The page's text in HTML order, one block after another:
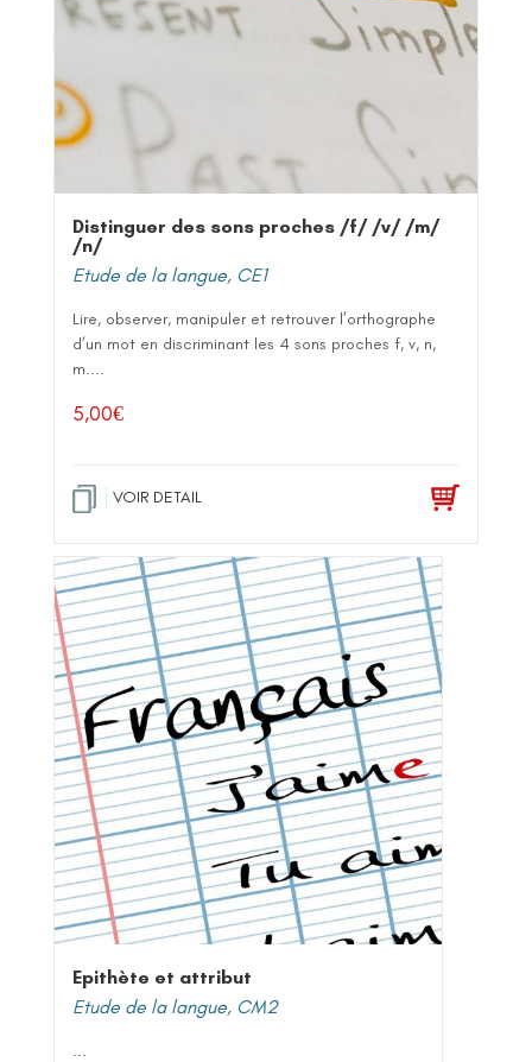
Distinguer des sons proches /f/ /v/ /m/
/n/
Etude de la langue, CE1
Lire, observer, manipuler et retrouver l’orthographe
d’un mot en discriminant les 4 sons proches f, v, n,
m....
5,00€
VOIR DETAIL
Epithète et attribut
Etude de la langue, CM2
...